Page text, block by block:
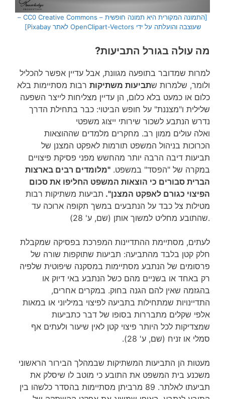
[התמונה המקורית היא תמונה חופשית – CC0 Creative Commons –
שעוצבה והועלתה על ידי OpenClipart-Vectors לאתר Pixabay]
מה עולה בגורל התביעות?
למרות שמדובר בתופעה מגוונת, אבל עדיין אפשר להכליל
ולומר, שלמרות שתביעות משתיקות רבות מסתיימות בלא
כלום או כמעט בלא כלום, הן עדיין מצליחות לייצר השפעה
שלילית ו"מצננת" על חופש הביטוי: כבר בתחילת הדרך
נדרש הנתבע לשכור שירותי ייצוג משפטי
ואלה עולים ממון רב. מחקרים מלמדים שההוצאות
הכרוכות בניהול המשפט תורמות לאפקט המצנן של
תביעות דיבה הרבה יותר מהחשש מפני פסיקת פיצויים
במקרה של "הפסד" במשפט. "מלומדים רבים בארצות
הברית סבורים כי הוצאות המשפט החליפו את סכום
הפיצוי כגורם לאפקט המצנן". תביעות משתיקות רבות
מטילות צל כבד על הנתבעים במשך תקופה ארוכה עד
שהתובע מחליט למשוך אותן (שם, ע' 28).
לעתים, מסתיימת ההתדיינות המפרכת בפסיקה שמקבלת
חלק קטן בלבד מהתביעה: תביעות שתוקפות שורה של
פרסומים של הנתבע מסתיימות במסקנה שיפוטית שלפיה
רק באחד או בשניים מהם כשל הנתבע באי דיוק או
בהגזמה שאין להם הגנה בחוק. במקרים אחרים,
התדיינויות שמתחילות בתביעה לפיצוי במיליוני או במאות
אלפי שקלים מתבררות בסופו של דבר כתביעות
שמצדיקות לכל היותר פיצוי קטן לאין שיעור ולעתים אף
סמלי או זניח (שם, ע' 28).
מעטות הן התביעות המשתיקות שבמהלך הבירור הראשוני
משכנע בית המשפט את התובע כי מוטב לו שיסלק את
תביעתו לאלתר. 89 מרביתן מסתיימות בהסדר כלשהו בין